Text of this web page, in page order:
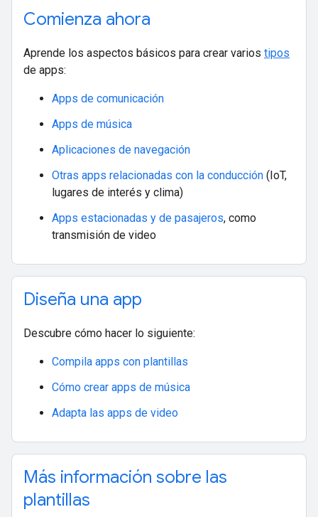
Comienza ahora
Aprende los aspectos básicos para crear varios tipos
de apps:
Apps de comunicación
Apps de música
Aplicaciones de navegación
Otras apps relacionadas con la conducción (IoT,
lugares de interés y clima)
Apps estacionadas y de pasajeros, como
transmisión de video
Diseña una app
Descubre cómo hacer lo siguiente:
Compila apps con plantillas
Cómo crear apps de música
Adapta las apps de video
Más información sobre las
plantillas